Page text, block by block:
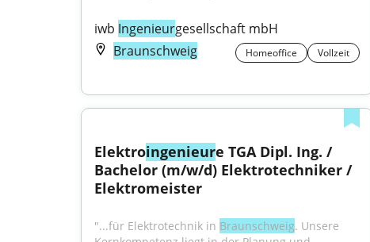
iwb Ingenieurgesellschaft mbH
Braunschweig
Homeoffice Vollzeit
Elektroingenieure TGA Dipl. Ing. /
Bachelor (m/w/d) Elektrotechniker /
Elektromeister
"...für Elektrotechnik in Braunschweig. Unsere